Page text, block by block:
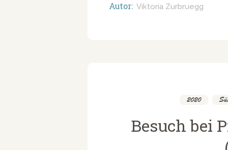
Autor: Viktoria Zurbruegg
2020
Besuch bei